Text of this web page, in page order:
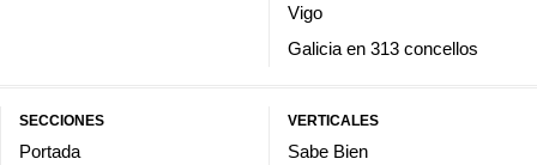
Vigo
Galicia en 313 concellos
SECCIONES
Portada
VERTICALES
Sabe Bien